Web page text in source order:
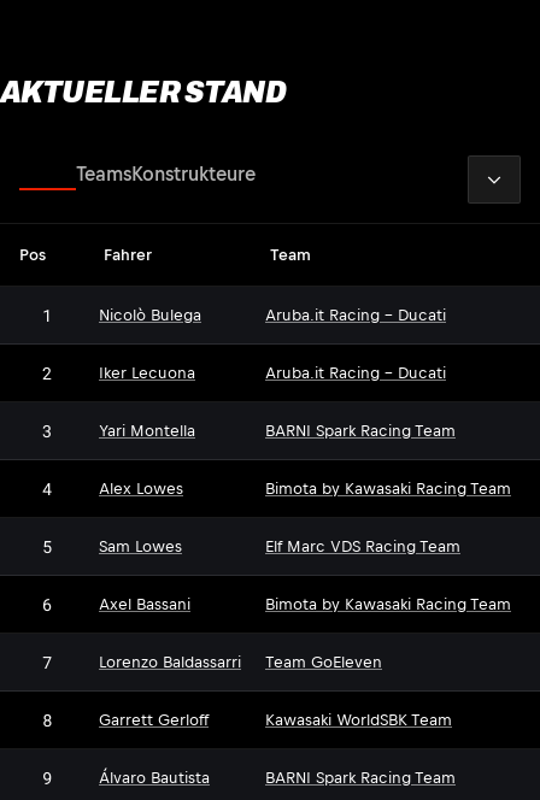
AKTUELLER STAND
TeamsKonstrukteure
Pos Fahrer Team
1 Nicolò Bulega Aruba.it Racing - Ducati
2 Iker Lecuona Aruba.it Racing - Ducati
3 Yari Montella BARNI Spark Racing Team
4 Alex Lowes Bimota by Kawasaki Racing Team
5 Sam Lowes Elf Marc VDS Racing Team
6 Axel Bassani Bimota by Kawasaki Racing Team
7 Lorenzo Baldassarri Team GoEleven
8 Garrett Gerloff Kawasaki WorldSBK Team
9 Álvaro Bautista BARNI Spark Racing Team